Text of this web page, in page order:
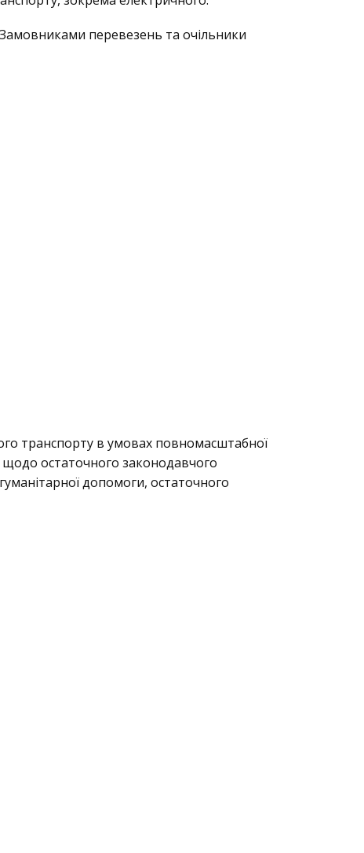
перевезень та очільники
транспорту в умовах повномасштабної
щодо остаточного законодавчого
допомоги, остаточного